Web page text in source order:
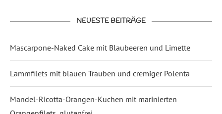
NEUESTE BEITRÄGE
Mascarpone-Naked Cake mit Blaubeeren und Limette
Lammfilets mit blauen Trauben und cremiger Polenta
Mandel-Ricotta-Orangen-Kuchen mit marinierten